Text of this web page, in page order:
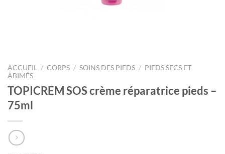
ACCUEIL / CORPS / SOINS DES PIEDS / PIEDS SECS ET
ABIMÉS
TOPICREM SOS crème réparatrice pieds –
75ml